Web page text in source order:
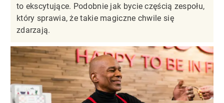
to ekscytujące. Podobnie jak bycie częścią zespołu,
który sprawia, że takie magiczne chwile się
zdarzają.